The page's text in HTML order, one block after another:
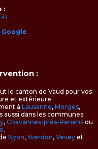
:
:
le canton de Vaud pour vos
et extérieure.
à Lausanne, Morges,
aussi dans les communes
, Chavannes-près-Renensou
.
Nyon,Yverdon, Vevey et